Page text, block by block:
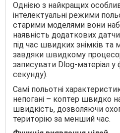
Однією з найкращих
інтелектуальні режими
старими моделями вони
наявність додаткових
під час швидких знімків та
завдяки швидкому
записувати Dlog-матеріал у
секунду).
Самі польотні
непогані – коптер швидко
швидкість, дозволяючи
територію за менший час.